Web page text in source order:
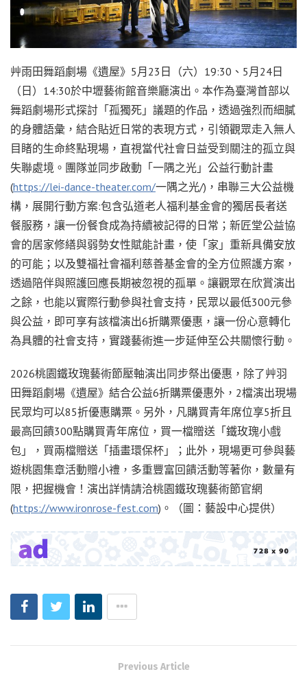
艸雨田舞蹈劇場《遺屋》5月23日（六）19:30、5月24日
（日）14:30於中壢藝術館音樂廳演出。本作為臺灣首部以
舞蹈劇場形式探討「孤獨死」議題的作品，透過強烈而細膩
的身體語彙，結合貼近日常的表現方式，引領觀眾走入無人
目睹的生命終點現場，直視當代社會日益受到關注的孤立與
失聯處境。團隊並同步啟動「一隅之光」公益行動計畫
(https://lei-dance-theater.com/一隅之光/)，串聯三大公益機
構，展開行動方案:包含弘道老人福利基金會的獨居長者送
餐服務，讓一份餐食成為持續被記得的日常；新匠堂公益協
會的居家修繕與弱勢女性賦能計畫，使「家」重新具備安放
的可能；以及雙福社會福利慈善基金會的全方位照護方案，
透過陪伴與照護回應長期被忽視的孤單。讓觀眾在欣賞演出
之餘，也能以實際行動參與社會支持，民眾以最低300元參
與公益，即可享有該檔演出6折購票優惠，讓一份心意轉化
為具體的社會支持，實踐藝術進一步延伸至公共關懷行動。
2026桃園鐵玫瑰藝術節壓軸演出同步祭出優惠，除了艸羽
田舞蹈劇場《遺屋》結合公益6折購票優惠外，2檔演出現場
民眾均可以85折優惠購票。另外，凡購買青年席位享5折且
最高回饋300點購買青年席位，買一檔贈送「鐵玫瑰小戲
包」，買兩檔贈送「插畫環保杯」；此外，現場更可參與藝
遊桃園集章活動贈小禮，多重豐富回饋活動等著你，數量有
限，把握機會！演出詳情請洽桃園鐵玫瑰藝術節官網
(https://www.ironrose-fest.com)。（圖：藝設中心提供）
Previous Article